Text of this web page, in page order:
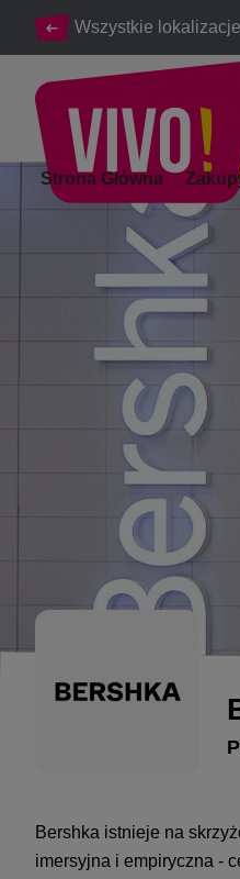
Wszystkie lokalizacje
Strona Główna
W Bershka oferujemy modę
Bershka istnieje na
imersyjna i empiryczna -